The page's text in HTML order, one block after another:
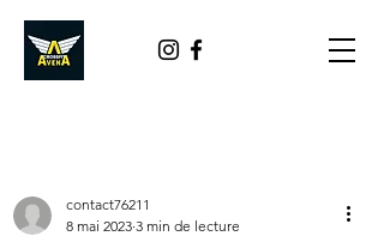
contact76211
8 mai 2023 3 min de lecture